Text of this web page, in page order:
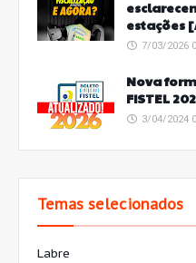
estações
7/03/2026
Nova
FISTEL
3/04/2024
Temas selecionados
Labre